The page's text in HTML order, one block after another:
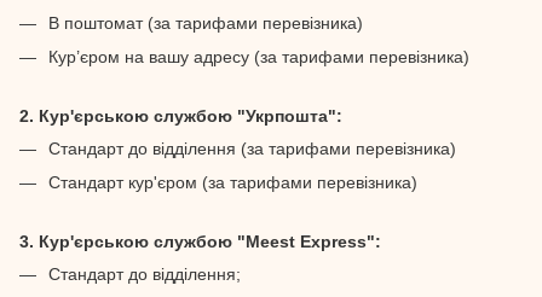
В поштомат (за тарифами перевізника)
Кур’єром на вашу адресу (за тарифами перевізника)
2. Кур'єрською службою "Укрпошта":
Стандарт до відділення (за тарифами перевізника)
Стандарт кур'єром (за тарифами перевізника)
3. Кур'єрською службою "Meest Express":
Стандарт до відділення;